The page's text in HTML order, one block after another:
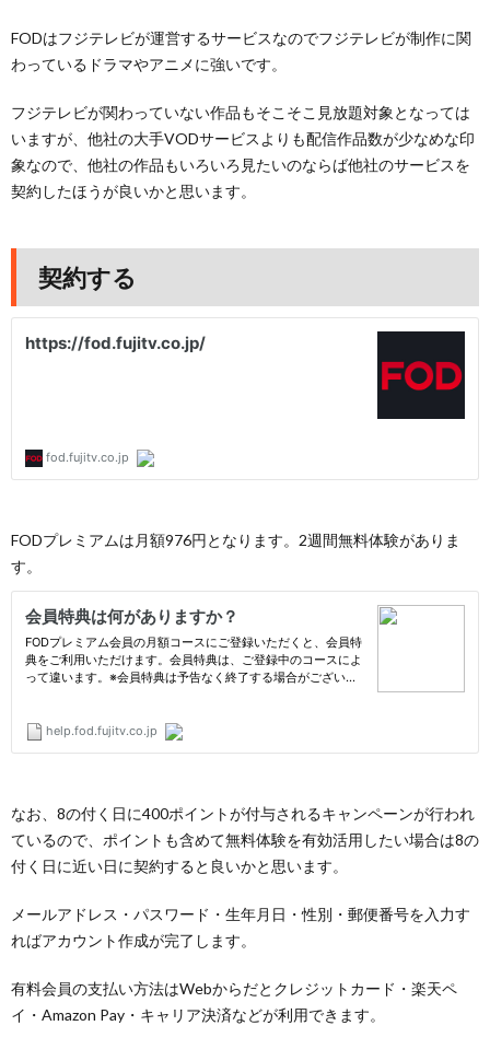
FODはフジテレビが運営するサービスなのでフジテレビが制作に関
わっているドラマやアニメに強いです。
フジテレビが関わっていない作品もそこそこ見放題対象となっては
いますが、他社の大手VODサービスよりも配信作品数が少なめな印
象なので、他社の作品もいろいろ見たいのならば他社のサービスを
契約したほうが良いかと思います。
契約する
FODプレミアムは月額976円となります。2週間無料体験がありま
す。
なお、8の付く日に400ポイントが付与されるキャンペーンが行われ
ているので、ポイントも含めて無料体験を有効活用したい場合は8の
付く日に近い日に契約すると良いかと思います。
メールアドレス・パスワード・生年月日・性別・郵便番号を入力す
ればアカウント作成が完了します。
有料会員の支払い方法はWebからだとクレジットカード・楽天ペ
イ・Amazon Pay・キャリア決済などが利用できます。